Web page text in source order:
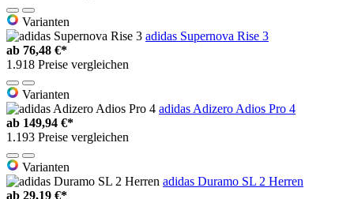
Varianten
adidas Supernova Rise 3
ab 76,48 €*
1.918 Preise vergleichen
Varianten
adidas Adizero Adios Pro 4
ab 149,94 €*
1.193 Preise vergleichen
Varianten
adidas Duramo SL 2 Herren
ab 29,19 €*